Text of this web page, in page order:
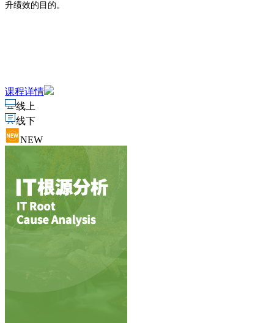
升绩效的目的。
课程详情
线上
线下
NEW